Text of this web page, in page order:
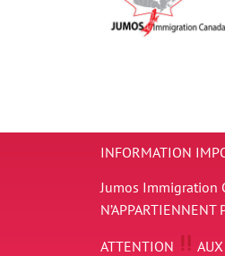
INFORMATION
Jumos Immigration
N’APPARTIENNENT
ATTENTION